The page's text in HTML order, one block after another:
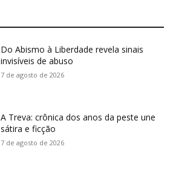
Do Abismo à Liberdade revela sinais
invisíveis de abuso
7 de agosto de 2026
A Treva: crônica dos anos da peste une
sátira e ficção
7 de agosto de 2026